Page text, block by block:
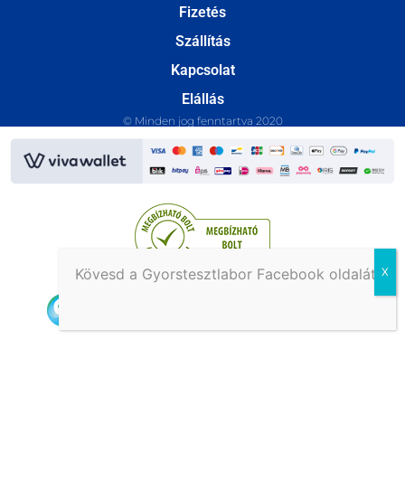
Fizetés
Szállítás
Kapcsolat
Elállás
© Minden jog fenntartva 2020
Kövesd a Gyorstesztlabor Facebook oldalát!